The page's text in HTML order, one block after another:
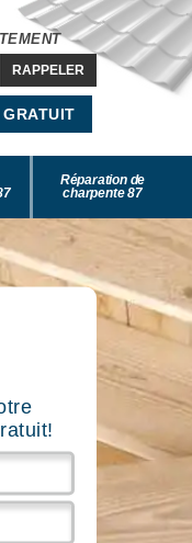
GRATUIT
Réparation de
charpente 87